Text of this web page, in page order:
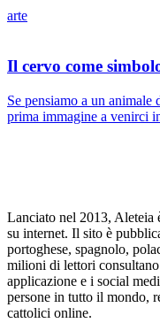
arte
Il cervo come
Se pensiamo a un animale
prima immagine a venirci
Lanciato nel 2013, Aleteia
su internet. Il sito è
portoghese, spagnolo,
milioni di lettori
applicazione e i social
persone in tutto il mondo,
cattolici online.